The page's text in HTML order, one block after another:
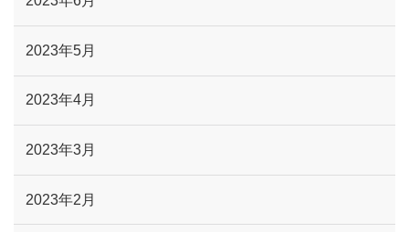
2023年5月
2023年4月
2023年3月
2023年2月